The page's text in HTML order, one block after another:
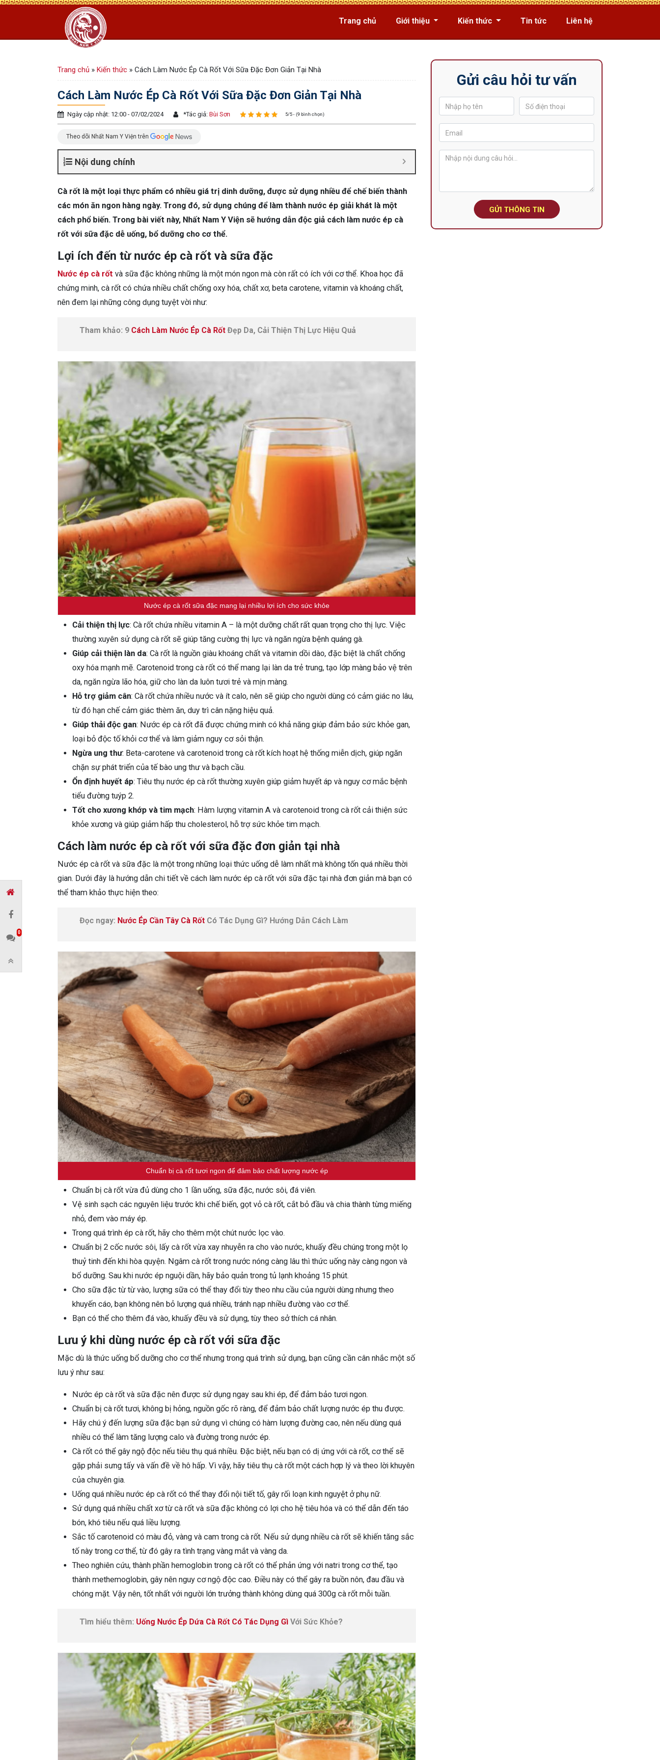
Trang chủ Giới thiệu Kiến thức Tin tức Liên hệ
Trang chủ » Kiến thức » Cách Làm Nước Ép Cà Rốt Với Sữa Đặc Đơn Giản Tại Nhà
Cách Làm Nước Ép Cà Rốt Với Sữa Đặc Đơn Giản Tại Nhà
Ngày cập nhật: 12:00 - 07/02/2024 *Tác giả: Bùi Sơn 5/5 - (9 bình chọn)
Theo dõi Nhất Nam Y Viện trên
Nội dung chính
Cà rốt là một loại thực phẩm có nhiều giá trị dinh dưỡng, được sử dụng nhiều để chế biến thành
các món ăn ngon hàng ngày. Trong đó, sử dụng chúng để làm thành nước ép giải khát là một
cách phổ biến. Trong bài viết này, Nhất Nam Y Viện sẽ hướng dẫn độc giả cách làm nước ép cà
rốt với sữa đặc dễ uống, bổ dưỡng cho cơ thể.
Lợi ích đến từ nước ép cà rốt và sữa đặc
Nước ép cà rốt và sữa đặc không những là một món ngon mà còn rất có ích với cơ thể. Khoa học đã
chứng minh, cà rốt có chứa nhiều chất chống oxy hóa, chất xơ, beta carotene, vitamin và khoáng chất,
nên đem lại những công dụng tuyệt vời như:
Tham khảo: 9 Cách Làm Nước Ép Cà Rốt Đẹp Da, Cải Thiện Thị Lực Hiệu Quả
Nước ép cà rốt sữa đặc mang lại nhiều lợi ích cho sức khỏe
Cải thiện thị lực: Cà rốt chứa nhiều vitamin A – là một dưỡng chất rất quan trọng cho thị lực. Việc
thường xuyên sử dụng cà rốt sẽ giúp tăng cường thị lực và ngăn ngừa bệnh quáng gà.
Giúp cải thiện làn da: Cà rốt là nguồn giàu khoáng chất và vitamin dồi dào, đặc biệt là chất chống
oxy hóa mạnh mẽ. Carotenoid trong cà rốt có thể mang lại làn da trẻ trung, tạo lớp màng bảo vệ trên
da, ngăn ngừa lão hóa, giữ cho làn da luôn tươi trẻ và mịn màng.
Hỗ trợ giảm cân: Cà rốt chứa nhiều nước và ít calo, nên sẽ giúp cho người dùng có cảm giác no lâu,
từ đó hạn chế cảm giác thèm ăn, duy trì cân nặng hiệu quả.
Giúp thải độc gan: Nước ép cà rốt đã được chứng minh có khả năng giúp đảm bảo sức khỏe gan,
loại bỏ độc tố khỏi cơ thể và làm giảm nguy cơ sỏi thận.
Ngừa ung thư: Beta-carotene và carotenoid trong cà rốt kích hoạt hệ thống miễn dịch, giúp ngăn
chặn sự phát triển của tế bào ung thư và bạch cầu.
Ổn định huyết áp: Tiêu thụ nước ép cà rốt thường xuyên giúp giảm huyết áp và nguy cơ mắc bệnh
tiểu đường tuýp 2.
Tốt cho xương khớp và tim mạch: Hàm lượng vitamin A và carotenoid trong cà rốt cải thiện sức
khỏe xương và giúp giảm hấp thu cholesterol, hỗ trợ sức khỏe tim mạch.
Cách làm nước ép cà rốt với sữa đặc đơn giản tại nhà
Nước ép cà rốt và sữa đặc là một trong những loại thức uống dễ làm nhất mà không tốn quá nhiều thời
gian. Dưới đây là hướng dẫn chi tiết về cách làm nước ép cà rốt với sữa đặc tại nhà đơn giản mà bạn có
thể tham khảo thực hiện theo:
Đọc ngay: Nước Ép Cần Tây Cà Rốt Có Tác Dụng Gì? Hướng Dẫn Cách Làm
Chuẩn bị cà rốt tươi ngon để đảm bảo chất lượng nước ép
Chuẩn bị cà rốt vừa đủ dùng cho 1 lần uống, sữa đặc, nước sôi, đá viên.
Vệ sinh sạch các nguyên liệu trước khi chế biến, gọt vỏ cà rốt, cắt bỏ đầu và chia thành từng miếng
nhỏ, đem vào máy ép.
Trong quá trình ép cà rốt, hãy cho thêm một chút nước lọc vào.
Chuẩn bị 2 cốc nước sôi, lấy cà rốt vừa xay nhuyễn ra cho vào nước, khuấy đều chúng trong một lọ
thuỷ tinh đến khi hòa quyện. Ngâm cà rốt trong nước nóng càng lâu thì thức uống này càng ngon và
bổ dưỡng. Sau khi nước ép nguội dần, hãy bảo quản trong tủ lạnh khoảng 15 phút.
Cho sữa đặc từ từ vào, lượng sữa có thể thay đổi tùy theo nhu cầu của người dùng nhưng theo
khuyến cáo, bạn không nên bỏ lượng quá nhiều, tránh nạp nhiều đường vào cơ thể.
Bạn có thể cho thêm đá vào, khuấy đều và sử dụng, tùy theo sở thích cá nhân.
Lưu ý khi dùng nước ép cà rốt với sữa đặc
Mặc dù là thức uống bổ dưỡng cho cơ thể nhưng trong quá trình sử dụng, bạn cũng cần cân nhắc một số
lưu ý như sau:
Nước ép cà rốt và sữa đặc nên được sử dụng ngay sau khi ép, để đảm bảo tươi ngon.
Chuẩn bị cà rốt tươi, không bị hỏng, nguồn gốc rõ ràng, để đảm bảo chất lượng nước ép thu được.
Hãy chú ý đến lượng sữa đặc bạn sử dụng vì chúng có hàm lượng đường cao, nên nếu dùng quá
nhiều có thể làm tăng lượng calo và đường trong nước ép.
Cà rốt có thể gây ngộ độc nếu tiêu thụ quá nhiều. Đặc biệt, nếu bạn có dị ứng với cà rốt, cơ thể sẽ
gặp phải sưng tấy và vấn đề về hô hấp. Vì vậy, hãy tiêu thụ cà rốt một cách hợp lý và theo lời khuyên
của chuyên gia.
Uống quá nhiều nước ép cà rốt có thể thay đổi nội tiết tố, gây rối loạn kinh nguyệt ở phụ nữ.
Sử dụng quá nhiều chất xơ từ cà rốt và sữa đặc không có lợi cho hệ tiêu hóa và có thể dẫn đến táo
bón, khó tiêu nếu quá liều lượng.
Sắc tố carotenoid có màu đỏ, vàng và cam trong cà rốt. Nếu sử dụng nhiều cà rốt sẽ khiến tăng sắc
tố này trong cơ thể, từ đó gây ra tình trạng vàng mắt và vàng da.
Theo nghiên cứu, thành phần hemoglobin trong cà rốt có thể phản ứng với natri trong cơ thể, tạo
thành methemoglobin, gây nên nguy cơ ngộ độc cao. Điều này có thể gây ra buồn nôn, đau đầu và
chóng mặt. Vậy nên, tốt nhất với người lớn trưởng thành không dùng quá 300g cà rốt mỗi tuần.
Tìm hiểu thêm: Uống Nước Ép Dứa Cà Rốt Có Tác Dụng Gì Với Sức Khỏe?
Gửi câu hỏi tư vấn
GỬI THÔNG TIN
0